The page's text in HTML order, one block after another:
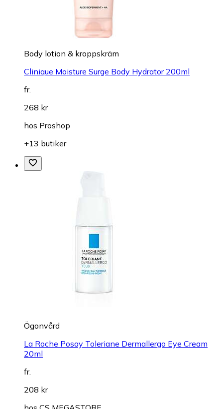
Body lotion & kroppskräm
Clinique Moisture Surge Body Hydrator 200ml
fr.
268 kr
hos Proshop
+13 butiker
Ögonvård
La Roche Posay Toleriane Dermallergo Eye Cream
20ml
fr.
208 kr